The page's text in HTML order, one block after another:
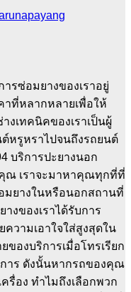
รซ่อมยางของเราอยู่
าที่หลากหลายเพื่อให้
งเทคนิคของเราเป็นผู้
หรูหราไปจนถึงรถยนต์
บริการปะยางนอก
ณ เราจะมาหาคุณทุกที่ที่
มยางในหรือนอกสถานที่
งของเราได้รับการ
วามเอาใจใส่สูงสุดใน
องบริการเมื่อโทรเรียก
าร ดังนั้นหากรถของคุณ
รื่อง ทำไมถึงเลือกพวก